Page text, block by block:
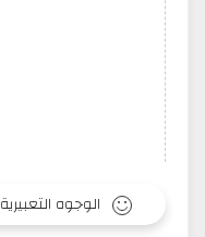
الوجوه التعبيرية